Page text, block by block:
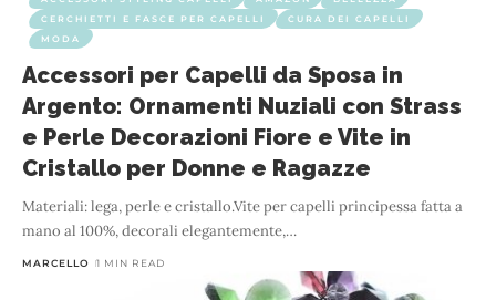
CERCHIETTI E FASCE PER CAPELLI
CURA DEI CAPELLI
MODA
Accessori per Capelli da Sposa in
Argento: Ornamenti Nuziali con Strass
e Perle Decorazioni Fiore e Vite in
Cristallo per Donne e Ragazze
Materiali: lega, perle e cristallo.Vite per capelli principessa fatta a
mano al 100%, decorali elegantemente,…
MARCELLO 1 MIN READ